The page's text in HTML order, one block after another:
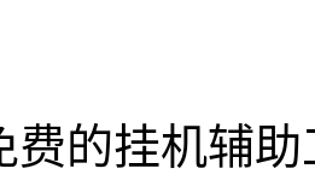
费的挂机辅